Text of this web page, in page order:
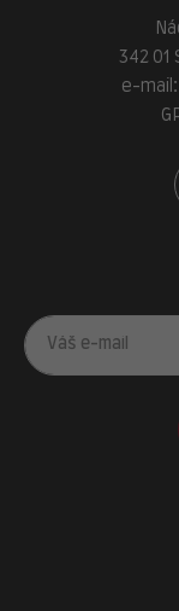
342 01
e-mail: